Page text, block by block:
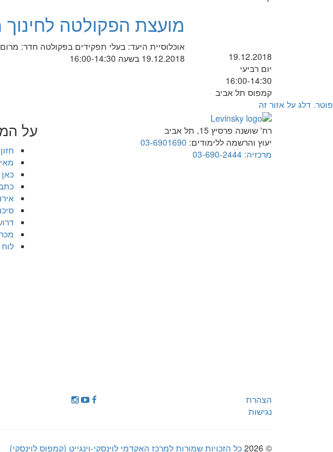
19.12.2018
יום רביעי
16:00-14:30
קמפוס תל אביב
מועצת הפקולטה לחינוך
אוכלוסיית היעד: בעלי תפקידים בפקולטה חדר:
19.12.2018 בשעה 16:00-14:30
פוטר. דלג על אזור זה
רח' שושנה פרסיץ 15, תל אביב
יעוץ והרשמה ללימודים: 03-6901690
מרכזיה: 03-690-2444
על
הצהרת
נגישות
© 2026 כל הזכויות שמורות למרכז האקדמי לוינסקי-וינגייט (קמפוס לוינסקי)